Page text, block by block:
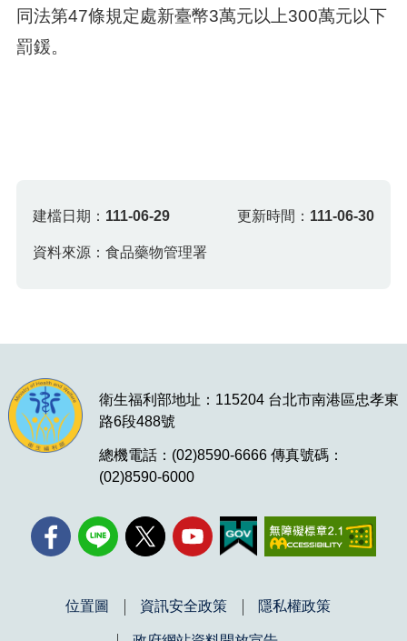
同法第47條規定處新臺幣3萬元以上300萬元以下
罰鍰。
建檔日期： 111-06-29 更新時間： 111-06-30
資料來源：食品藥物管理署
衛生福利部地址：115204 台北市南港區忠孝東
路6段488號
總機電話：(02)8590-6666 傳真號碼：
(02)8590-6000
位置圖 資訊安全政策 隱私權政策